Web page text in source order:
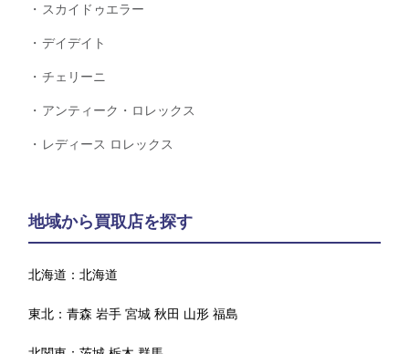
スカイドゥエラー
デイデイト
チェリーニ
アンティーク・ロレックス
レディース ロレックス
地域から買取店を探す
北海道：北海道
東北：青森 岩手 宮城 秋田 山形 福島